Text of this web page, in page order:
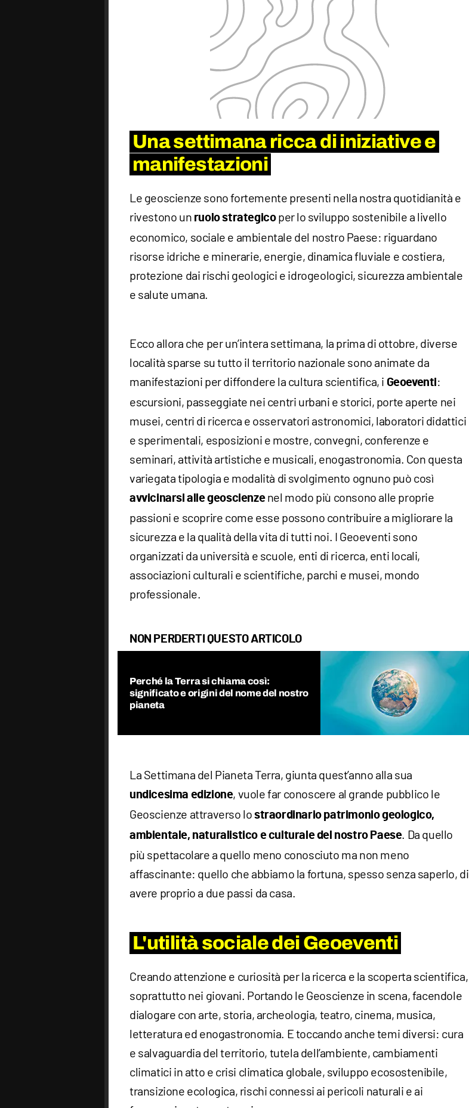
Una settimana ricca di iniziative e
manifestazioni
Le geoscienze sono fortemente presenti nella nostra quotidianità e
rivestono un ruolo strategicoper lo sviluppo sostenibile a livello
economico, sociale e ambientale del nostro Paese: riguardano
risorse idriche e minerarie, energie, dinamica fluviale e costiera,
protezione dai rischi geologici e idrogeologici, sicurezza ambientale
e salute umana.
Ecco allora che per un’intera settimana, la prima di ottobre, diverse
località sparse su tutto il territorio nazionale sono animate da
manifestazioni per diffondere la cultura scientifica, i Geoeventi:
escursioni, passeggiate nei centri urbani e storici, porte aperte nei
musei, centri di ricerca e osservatori astronomici, laboratori didattici
e sperimentali, esposizioni e mostre, convegni, conferenze e
seminari, attività artistiche e musicali, enogastronomia. Con questa
variegata tipologia e modalità di svolgimento ognuno può così
avvicinarsi alle geoscienzenel modo più consono alle proprie
passioni e scoprire come esse possono contribuire a migliorare la
sicurezza e la qualità della vita di tutti noi. I Geoeventi sono
organizzati da università e scuole, enti di ricerca, enti locali,
associazioni culturali e scientifiche, parchi e musei, mondo
professionale.
NON PERDERTI QUESTO ARTICOLO
Perché la Terra si chiama così:
significato e origini del nome del nostro
pianeta
La Settimana del Pianeta Terra, giunta quest’anno alla sua
undicesima edizione, vuole far conoscere al grande pubblico le
Geoscienze attraverso lostraordinario patrimonio geologico,
ambientale, naturalistico e culturale del nostro Paese. Da quello
più spettacolare a quello meno conosciuto ma non meno
affascinante: quello che abbiamo la fortuna, spesso senza saperlo, di
avere proprio a due passi da casa.
L'utilità sociale dei Geoeventi
Creando attenzione e curiosità per la ricerca e la scoperta scientifica,
soprattutto nei giovani. Portando le Geoscienze in scena, facendole
dialogare con arte, storia, archeologia, teatro, cinema, musica,
letteratura ed enogastronomia. E toccando anche temi diversi: cura
e salvaguardia del territorio, tutela dell’ambiente, cambiamenti
climatici in atto e crisi climatica globale, sviluppo ecosostenibile,
transizione ecologica, rischi connessi ai pericoli naturali e ai